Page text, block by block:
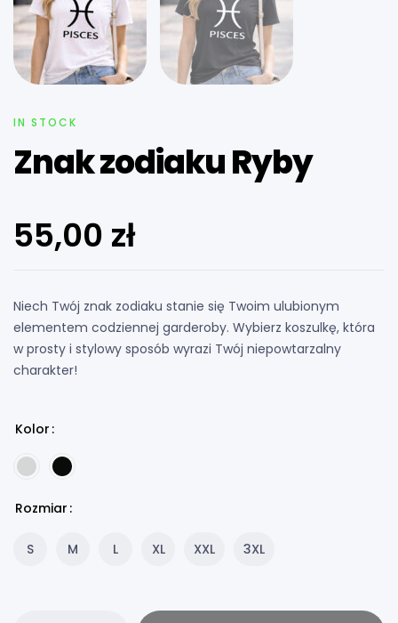
IN STOCK
Znak zodiaku Ryby
55,00 zł
Niech Twój znak zodiaku stanie się Twoim ulubionym
elementem codziennej garderoby. Wybierz koszulkę, która
w prosty i stylowy sposób wyrazi Twój niepowtarzalny
charakter!
Kolor
Rozmiar
S M L XL XXL 3XL